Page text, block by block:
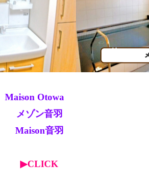
Maison Otowa
メゾン音羽
Maison音羽
▶CLICK